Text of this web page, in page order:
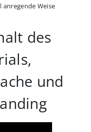
Weise
des
und